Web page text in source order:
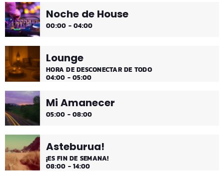
Noche de House
00:00 - 04:00
Lounge
HORA DE DESCONECTAR DE TODO
04:00 - 05:00
Mi Amanecer
05:00 - 08:00
Asteburua!
¡ES FIN DE SEMANA!
08:00 - 14:00